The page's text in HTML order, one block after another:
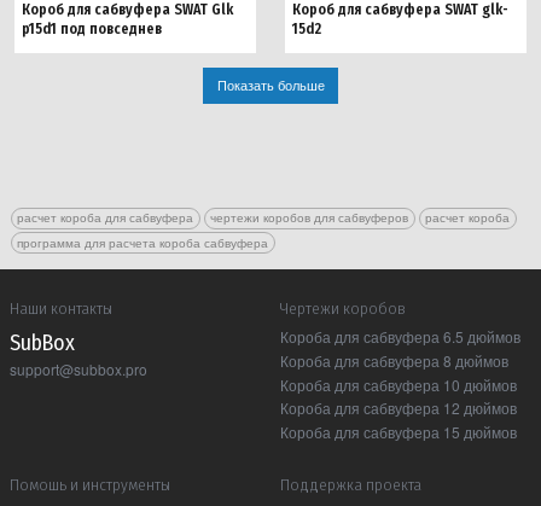
Короб для сабвуфера SWAT Glk
p15d1 под повседнев
Короб для сабвуфера SWAT glk-
15d2
Показать больше
расчет короба для сабвуфера чертежи коробов для сабвуферов
расчет короба
программа для расчета короба сабвуфера
Наши контакты
Sub Box
support@subbox.pro
Чертежи коробов
Короба для сабвуфера 6.5 дюймов
Короба для сабвуфера 8 дюймов
Короба для сабвуфера 10 дюймов
Короба для сабвуфера 12 дюймов
Короба для сабвуфера 15 дюймов
Помошь и инструменты
Поддержка проекта